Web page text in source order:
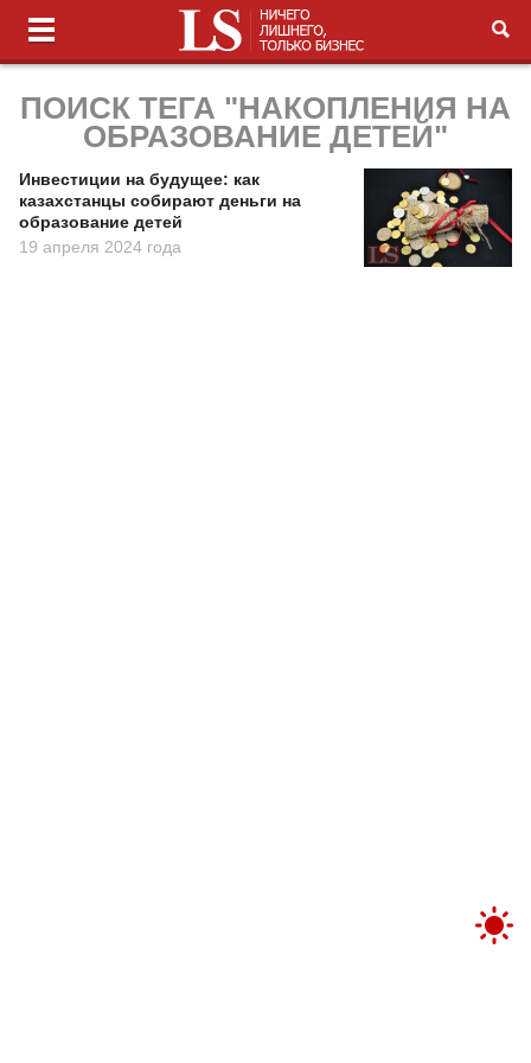
ПОИСК ТЕГА "НАКОПЛЕНИЯ НА
ОБРАЗОВАНИЕ ДЕТЕЙ"
Инвестиции на будущее: как
казахстанцы собирают деньги на
образование детей
19 апреля 2024 года